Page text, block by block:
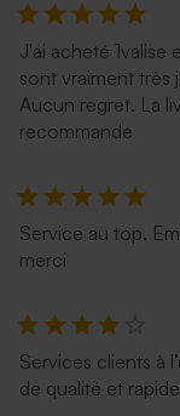
J'ai acheté 1valise
sont vraiment très
Aucun regret. La
recommande
Service au top.
merci
Services clients à
de qualité et rapide